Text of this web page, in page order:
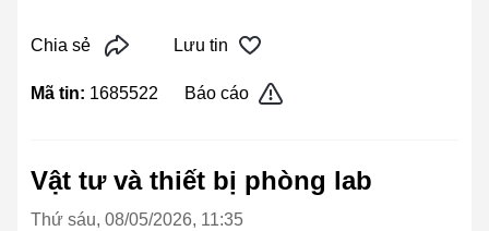
Chia sẻ Lưu tin
Mã tin: 1685522 Báo cáo
Vật tư và thiết bị phòng lab
Thứ sáu, 08/05/2026, 11:35